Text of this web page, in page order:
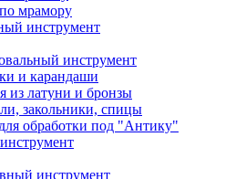
мрамору
инструмент
инструмент
и карандаши
из латуни и бронзы
закольники, спицы
обработки под "Антику"
инструмент